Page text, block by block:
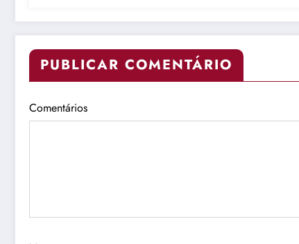
PUBLICAR COMENTÁRIO
Comentários